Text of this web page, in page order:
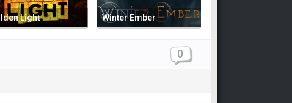
Light Winter Ember
0